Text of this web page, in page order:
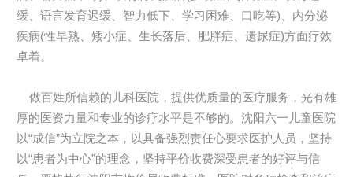
缓、语言发育迟缓、智力低下、学习困难、口吃等)、内分泌
疾病(性早熟、矮小症、生长落后、肥胖症、遗尿症)方面疗效
卓着。
做百姓所信赖的儿科医院，提供优质量的医疗服务，光有雄
厚的医资力量和专业的诊疗水平是不够的。沈阳六一儿童医院
以“成信”为立院之本，以具备强烈责任心要求医护人员，坚持
以“患者为中心”的理念，坚持平价收费深受患者的好评与信